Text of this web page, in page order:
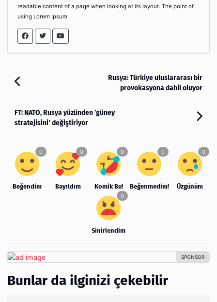
readable content of a page when looking at its layout. The point of
using Lorem Ipsum
Rusya: Türkiye uluslararası bir
provokasyona dahil oluyor
FT: NATO, Rusya yüzünden ‘güney
stratejisini’ değiştiriyor
Beğendim Bayıldım Komik Bu! Beğenmedim! Üzgünüm
Sinirlendim
Bunlar da ilginizi çekebilir